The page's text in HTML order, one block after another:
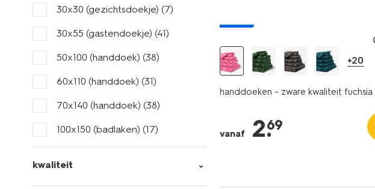
30x30 (gezichtsdoekje) (7)
30x55 (gastendoekje) (41)
50x100 (handdoek) (38)
60x110 (handdoek) (31)
70x140 (handdoek) (38)
100x150 (badlaken) (17)
kwaliteit
+20
handdoeken - zware kwaliteit fuchsia
vanaf 2.
69